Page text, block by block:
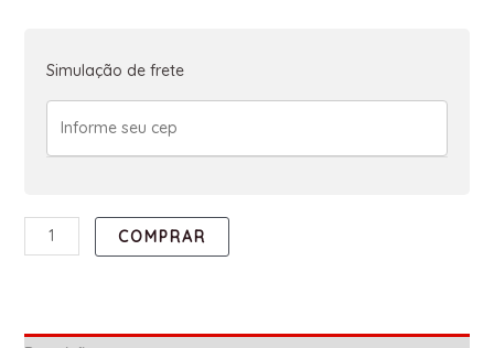
Simulação de frete
COMPRAR